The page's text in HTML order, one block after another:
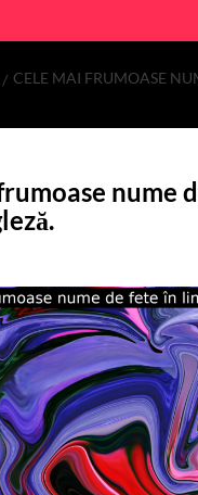
CELE MAI FRUMOASE
nume